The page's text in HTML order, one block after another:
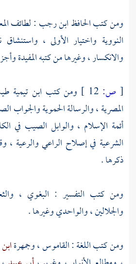
ومن كتب الحافظابن رجب : لطائف
النووية واختيار الأولى ،
والانكسار ، وغيرها من كتبه المفيدة
[ ص: ومن كتب ابن تيمية
المصرية ، والرسالة الحموية والجواب
أئمة الإسلام ، والوابل الصيب في
الشرعية في إصلاح الراعي والرعية ،
ذكرها .
ومن كتب التفسير : البغوي ،
والجلالين ،والواحديوغيرها .
ومن كتب اللغة : القاموس ، وجمهرة